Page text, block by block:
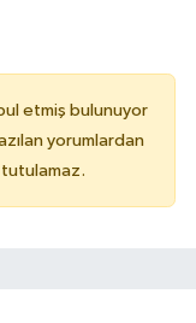
etmiş bulunuyor
yorumlardan